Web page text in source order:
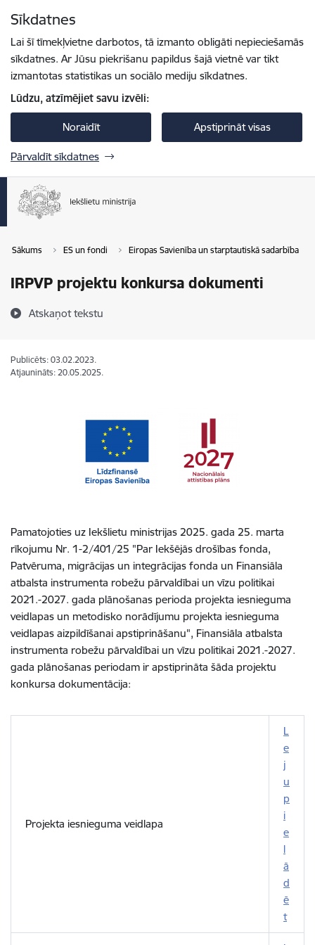
Sīkdatnes
Lai šī tīmekļvietne darbotos, tā izmanto obligāti nepieciešamās
sīkdatnes. Ar Jūsu piekrišanu papildus šajā vietnē var tikt
izmantotas statistikas un sociālo mediju sīkdatnes.
Lūdzu, atzīmējiet savu izvēli:
Noraidīt Apstiprināt visas
Pārvaldīt sīkdatnes
Sākums ES un fondi Eiropas Savienība un starptautiskā sadarbība
IRPVP projektu konkursa dokumenti
Atskaņot tekstu
Publicēts: 03.02.2023.
Atjaunināts: 20.05.2025.
Pamatojoties uz Iekšlietu ministrijas 2025. gada 25. marta
rīkojumu Nr. 1-2/401/25 "Par Iekšējās drošības fonda,
Patvēruma, migrācijas un integrācijas fonda un Finansiāla
atbalsta instrumenta robežu pārvaldībai un vīzu politikai
2021.-2027. gada plānošanas perioda projekta iesnieguma
veidlapas un metodisko norādījumu projekta iesnieguma
veidlapas aizpildīšanai apstiprināšanu", Finansiāla atbalsta
instrumenta robežu pārvaldībai un vīzu politikai 2021.-2027.
gada plānošanas periodam ir apstiprināta šāda projektu
konkursa dokumentācija:
Projekta iesnieguma veidlapa
L
e
j
u
p
i
e
l
ā
d
ē
t